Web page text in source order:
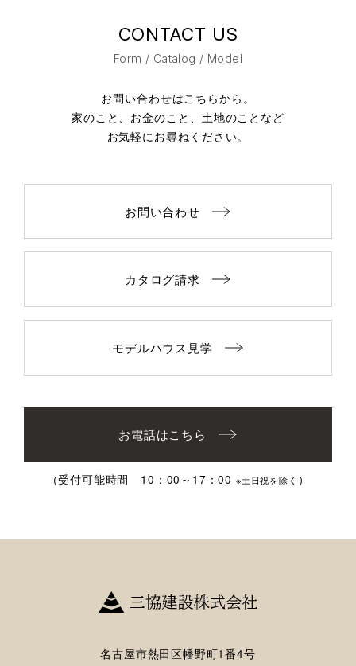
CONTACT US
Form / Catalog / Model
お問い合わせはこちらから。
家のこと、お金のこと、土地のことなど
お気軽にお尋ねください。
お問い合わせ
カタログ請求
モデルハウス見学
お電話はこちら
（受付可能時間 10：00～17：00 ※土日祝を除く ）
名古屋市熱田区幡野町1番4号